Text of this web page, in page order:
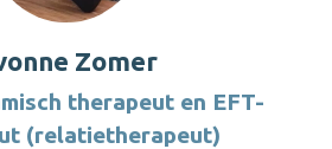
Zomer
therapeut en EFT-
(relatietherapeut)